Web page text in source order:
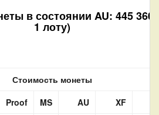
в состоянии AU: 445 360
1 лоту)
Стоимость монеты
Proof MS AU XF